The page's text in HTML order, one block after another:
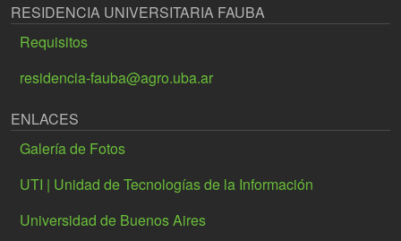
RESIDENCIA UNIVERSITARIA FAUBA
Requisitos
residencia-fauba@agro.uba.ar
ENLACES
Galería de Fotos
UTI | Unidad de Tecnologías de la Información
Universidad de Buenos Aires